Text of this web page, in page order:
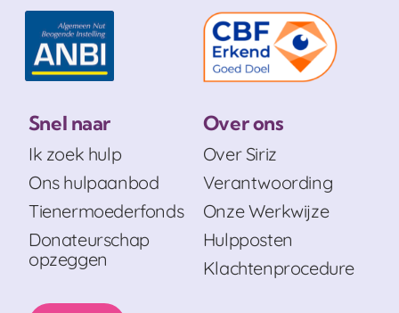
Snel naar
Ik zoek hulp
Ons hulpaanbod
Tienermoederfonds
Donateurschap
opzeggen
Over ons
Over Siriz
Verantwoording
Onze Werkwijze
Hulpposten
Klachtenprocedure